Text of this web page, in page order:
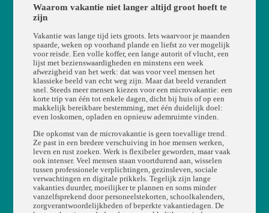
Waarom vakantie niet langer altijd groot hoeft te
zijn
Vakantie was lange tijd iets groots. Iets waarvoor je maanden
spaarde, weken op voorhand plande en liefst zo ver mogelijk
voor reisde. Een volle koffer, een lange autorit of vlucht, een
lijst met bezienswaardigheden en minstens een week
afwezigheid van het werk: dat was voor veel mensen het
klassieke beeld van echt weg zijn. Maar dat beeld verandert
snel. Steeds meer mensen kiezen voor een microvakantie: een
korte trip van één tot enkele dagen, dicht bij huis of op een
makkelijk bereikbare bestemming, met één duidelijk doel:
even loskomen, opladen en opnieuw ademruimte vinden.
Die opkomst van de microvakantie is geen toevallige trend.
Ze past in een bredere verschuiving in hoe mensen werken,
leven en rust zoeken. Werk is flexibeler geworden, maar vaak
ook intenser. Veel mensen staan voortdurend aan, wisselen
tussen professionele verplichtingen, gezinsleven, sociale
verwachtingen en digitale prikkels. Tegelijk zijn lange
vakanties duurder, moeilijker te plannen en soms minder
vanzelfsprekend door personeelstekorten, schoolkalenders,
zorgverantwoordelijkheden of beperkte vakantiedagen. De